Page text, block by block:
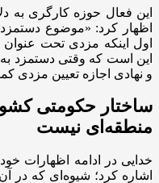
این فعال حوزه کارگری به
اظهار کرد: «موضوع دستمزد
اول اینکه مزدی تحت عنوان
این است که وقتی دستمزد
و نهادی اجازه تعیین مزدی
ساختار حکومتی
منطقه‌ای نیست
خدایی در ادامه اظهارات
اشاره کرد؛ شیوه‌ای که در